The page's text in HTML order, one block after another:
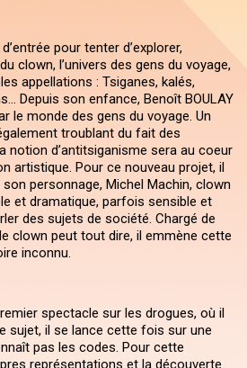
pour tenter d’explorer,
clown, l’univers des gens du voyage,
appellations : Tsiganes, kalés,
Depuis son enfance, Benoît BOULAY
le monde des gens du voyage. Un
troublant du fait des
notion d’antitsiganisme sera au coeur
artistique. Pour ce nouveau projet, il
personnage, Michel Machin, clown
et dramatique, parfois sensible et
des sujets de société. Chargé de
le clown peut tout dire, il emmène cette
inconnu.
spectacle sur les drogues, où il
sujet, il se lance cette fois sur une
pas les codes. Pour cette
représentations et la découverte